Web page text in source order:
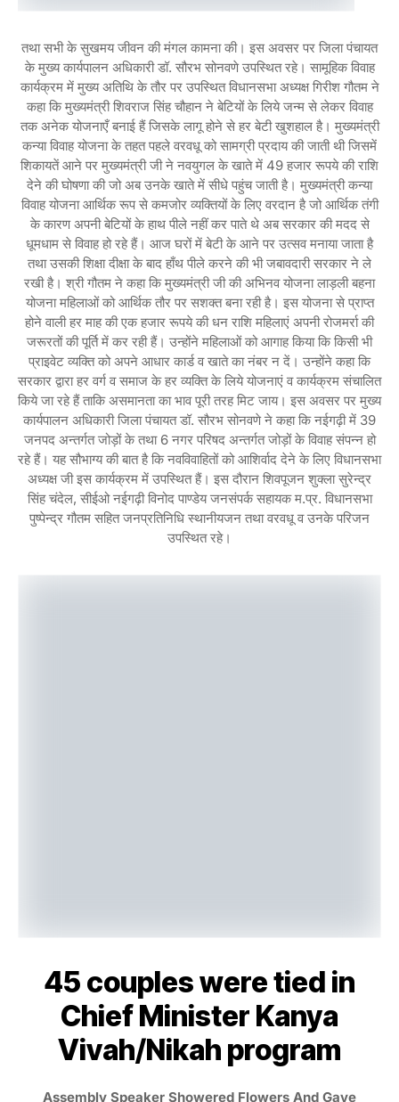
तथा सभी के सुखमय जीवन की मंगल कामना की। इस अवसर पर जिला पंचायत
के मुख्य कार्यपालन अधिकारी डॉ. सौरभ सोनवणे उपस्थित रहे। सामूहिक विवाह
कार्यक्रम में मुख्य अतिथि के तौर पर उपस्थित विधानसभा अध्यक्ष गिरीश गौतम ने
कहा कि मुख्यमंत्री शिवराज सिंह चौहान ने बेटियों के लिये जन्म से लेकर विवाह
तक अनेक योजनाएँ बनाई हैं जिसके लागू होने से हर बेटी खुशहाल है। मुख्यमंत्री
कन्या विवाह योजना के तहत पहले वरवधू को सामग्री प्रदाय की जाती थी जिसमें
शिकायतें आने पर मुख्यमंत्री जी ने नवयुगल के खाते में 49 हजार रूपये की राशि
देने की घोषणा की जो अब उनके खाते में सीधे पहुंच जाती है। मुख्यमंत्री कन्या
विवाह योजना आर्थिक रूप से कमजोर व्यक्तियों के लिए वरदान है जो आर्थिक तंगी
के कारण अपनी बेटियों के हाथ पीले नहीं कर पाते थे अब सरकार की मदद से
धूमधाम से विवाह हो रहे हैं। आज घरों में बेटी के आने पर उत्सव मनाया जाता है
तथा उसकी शिक्षा दीक्षा के बाद हाँथ पीले करने की भी जबावदारी सरकार ने ले
रखी है। श्री गौतम ने कहा कि मुख्यमंत्री जी की अभिनव योजना लाड़ली बहना
योजना महिलाओं को आर्थिक तौर पर सशक्त बना रही है। इस योजना से प्राप्त
होने वाली हर माह की एक हजार रूपये की धन राशि महिलाएं अपनी रोजमर्रा की
जरूरतों की पूर्ति में कर रही हैं। उन्होंने महिलाओं को आगाह किया कि किसी भी
प्राइवेट व्यक्ति को अपने आधार कार्ड व खाते का नंबर न दें। उन्होंने कहा कि
सरकार द्वारा हर वर्ग व समाज के हर व्यक्ति के लिये योजनाएं व कार्यक्रम संचालित
किये जा रहे हैं ताकि असमानता का भाव पूरी तरह मिट जाय। इस अवसर पर मुख्य
कार्यपालन अधिकारी जिला पंचायत डॉ. सौरभ सोनवणे ने कहा कि नईगढ़ी में 39
जनपद अन्तर्गत जोड़ों के तथा 6 नगर परिषद अन्तर्गत जोड़ों के विवाह संपन्न हो
रहे हैं। यह सौभाग्य की बात है कि नवविवाहितों को आशिर्वाद देने के लिए विधानसभा
अध्यक्ष जी इस कार्यक्रम में उपस्थित हैं। इस दौरान शिवपूजन शुक्ला सुरेन्द्र
सिंह चंदेल, सीईओ नईगढ़ी विनोद पाण्डेय जनसंपर्क सहायक म.प्र. विधानसभा
पुष्पेन्द्र गौतम सहित जनप्रतिनिधि स्थानीयजन तथा वरवधू व उनके परिजन
उपस्थित रहे।
45 couples were tied in
Chief Minister Kanya
Vivah/Nikah program
Assembly Speaker Showered Flowers And Gave